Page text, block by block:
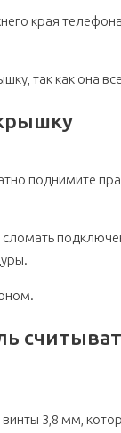
края
так как она
поднимите
3,8 мм,